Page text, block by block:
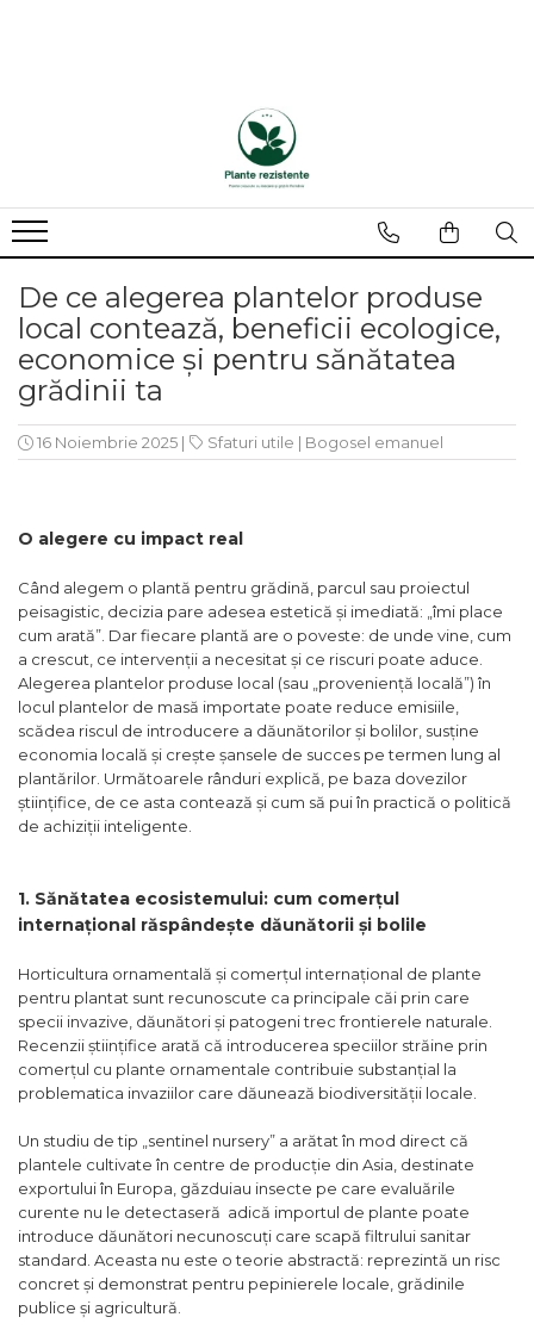
De ce alegerea plantelor produse
local contează, beneficii ecologice,
economice și pentru sănătatea
grădinii ta
16 Noiembrie 2025 | Sfaturi utile | Bogosel emanuel
O alegere cu impact real
Când alegem o plantă pentru grădină, parcul sau proiectul
peisagistic, decizia pare adesea estetică și imediată: „îmi place
cum arată”. Dar fiecare plantă are o poveste: de unde vine, cum
a crescut, ce intervenţii a necesitat și ce riscuri poate aduce.
Alegerea plantelor produse local (sau „proveniență locală”) în
locul plantelor de masă importate poate reduce emisiile,
scădea riscul de introducere a dăunătorilor și bolilor, susține
economia locală și crește șansele de succes pe termen lung al
plantărilor. Următoarele rânduri explică, pe baza dovezilor
științifice, de ce asta contează și cum să pui în practică o politică
de achiziții inteligente.
1. Sănătatea ecosistemului: cum comerțul
internațional răspândește dăunătorii și bolile
Horticultura ornamentală și comerțul internațional de plante
pentru plantat sunt recunoscute ca principale căi prin care
specii invazive, dăunători și patogeni trec frontierele naturale.
Recenzii științifice arată că introducerea speciilor străine prin
comerțul cu plante ornamentale contribuie substanțial la
problematica invaziilor care dăunează biodiversității locale.
Un studiu de tip „sentinel nursery” a arătat în mod direct că
plantele cultivate în centre de producție din Asia, destinate
exportului în Europa, găzduiau insecte pe care evaluările
curente nu le detectaseră adică importul de plante poate
introduce dăunători necunoscuți care scapă filtrului sanitar
standard. Aceasta nu este o teorie abstractă: reprezintă un risc
concret și demonstrat pentru pepinierele locale, grădinile
publice și agricultură.